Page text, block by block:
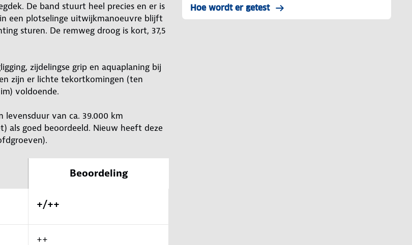
De band stuurt heel precies en er is
een plotselinge uitwijkmanoeuvre blijft
sturen. De remweg droog is kort, 37,5
zijdelingse grip en aquaplaning bij
zijn er lichte tekortkomingen (ten
voldoende.
van ca. 39.000 km
als goed beoordeeld. Nieuw heeft deze
Beoordeling
+/++
++
Hoe wordt er getest